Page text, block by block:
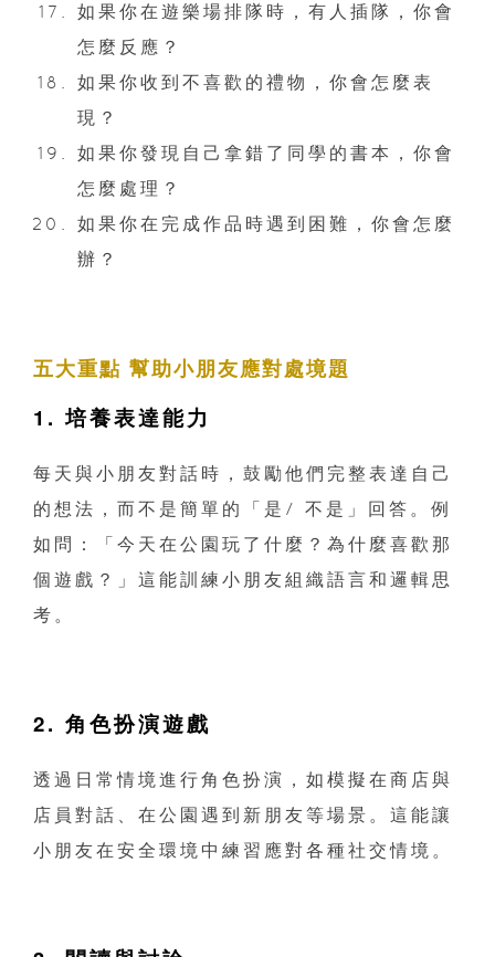
如果你在遊樂場排隊時，有人插隊，你會
怎麼反應？
如果你收到不喜歡的禮物，你會怎麼表
現？
如果你發現自己拿錯了同學的書本，你會
怎麼處理？
如果你在完成作品時遇到困難，你會怎麼
辦？
五大重點 幫助小朋友應對處境題
1. 培養表達能力
每天與小朋友對話時，鼓勵他們完整表達自己
的想法，而不是簡單的「是/ 不是」回答。例
如問：「今天在公園玩了什麼？為什麼喜歡那
個遊戲？」這能訓練小朋友組織語言和邏輯思
考。
2. 角色扮演遊戲
透過日常情境進行角色扮演，如模擬在商店與
店員對話、在公園遇到新朋友等場景。這能讓
小朋友在安全環境中練習應對各種社交情境。